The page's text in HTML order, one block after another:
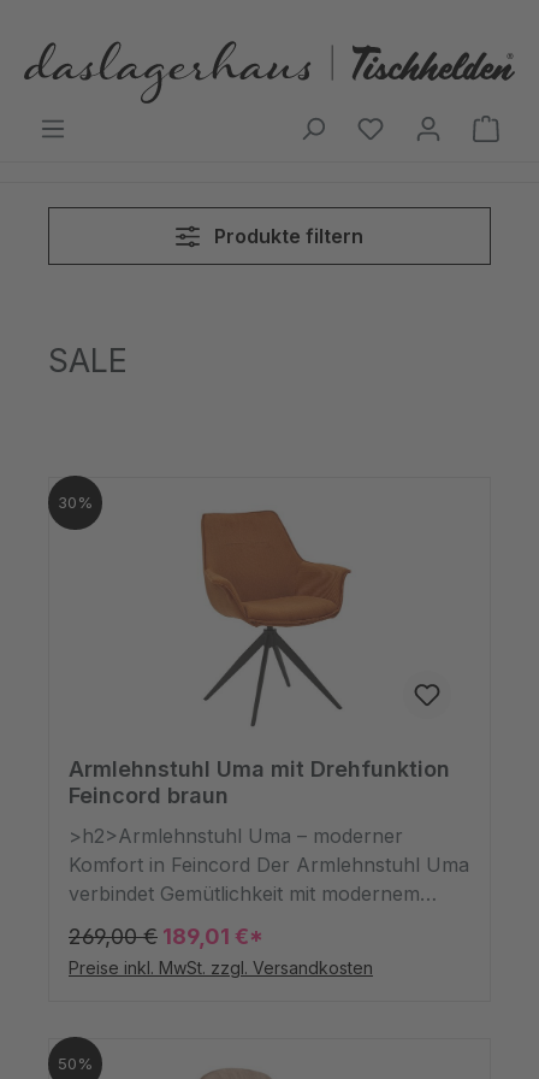
Produkte filtern
SALE
30%
Armlehnstuhl Uma mit Drehfunktion
Feincord braun
>h2>Armlehnstuhl Uma – moderner
Komfort in Feincord Der Armlehnstuhl Uma
verbindet Gemütlichkeit mit modernem
Design. Der Bezug aus weichem Feincord
setzt mit seiner feinen Struktur einen
wohnlichen Akzent, während die schlichte
harmonische Integration in verschiedene
Einrichtungsstile sorgt.Dank der
269,00 € 189,01 €*
Preise inkl. MwSt. zzgl. Versandkosten
50%